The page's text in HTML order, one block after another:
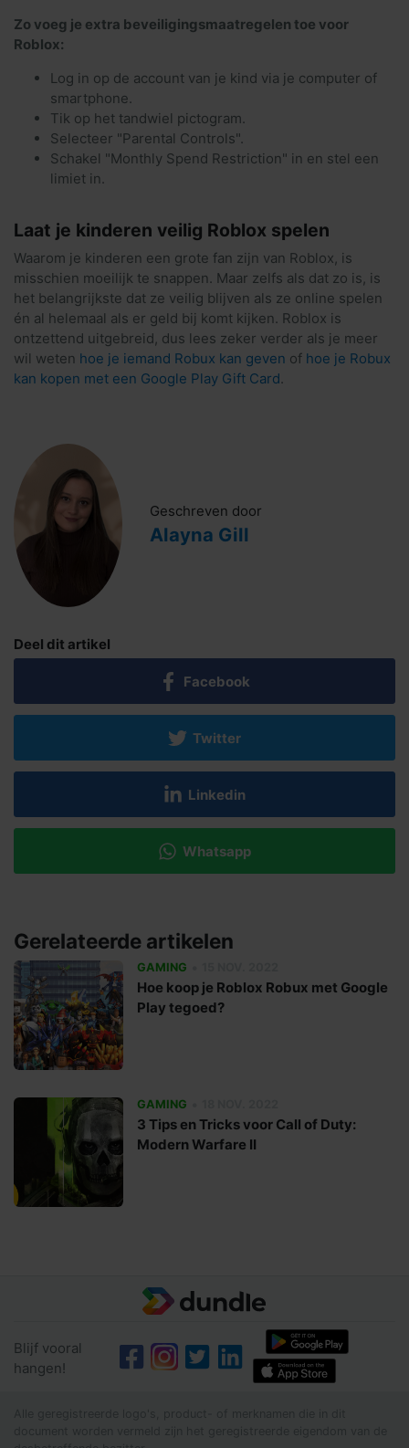
Zo voeg je extra beveiligingsmaatregelen toe voor
Roblox:
Log in op de account van je kind via je computer of
smartphone.
Tik op het tandwiel pictogram.
Selecteer "Parental Controls".
Schakel "Monthly Spend Restriction" in en stel een
limiet in.
Laat je kinderen veilig Roblox spelen
Waarom je kinderen een grote fan zijn van Roblox, is
misschien moeilijk te snappen. Maar zelfs als dat zo is, is
het belangrijkste dat ze veilig blijven als ze online spelen
én al helemaal als er geld bij komt kijken. Roblox is
ontzettend uitgebreid, dus lees zeker verder als je meer
wil weten hoe je iemand Robux kan geven of hoe je Robux
kan kopen met een Google Play Gift Card
Geschreven door
Alayna Gill
Deel dit artikel
Facebook
Twitter
Linkedin
Whatsapp
Gerelateerde artikelen
GAMING
Hoe koop je Roblox Robux met Google
Play tegoed?
GAMING
3 Tips en Tricks voor Call of Duty:
Modern Warfare II
Blijf vooral
hangen!